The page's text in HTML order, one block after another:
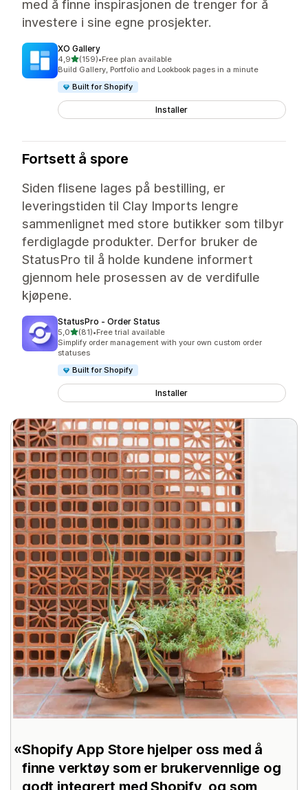
med å finne inspirasjonen de trenger for å
investere i sine egne prosjekter.
XO Gallery
4,9av 5 stjerner
(159)
Totalt 159 omtaler
•Free plan available
Build Gallery, Portfolio and Lookbook pages in a minute
Built for Shopify
Installer
Fortsett å spore
Siden flisene lages på bestilling, er
leveringstiden til Clay Imports lengre
sammenlignet med store butikker som tilbyr
ferdiglagde produkter. Derfor bruker de
StatusPro til å holde kundene informert
gjennom hele prosessen av de verdifulle
kjøpene.
StatusPro ‑ Order Status
5,0av 5 stjerner
(81)
Totalt 81 omtaler
•Free trial available
Simplify order management with your own custom order
statuses
Built for Shopify
Installer
Shopify App Store hjelper oss med å
finne verktøy som er brukervennlige og
godt integrert med Shopify, og som